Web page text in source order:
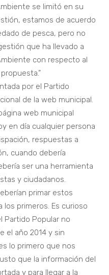
se limitó en su
estamos de acuerdo
de pesca, pero no
que ha llevado a
con respecto al
por el Partido
de la web municipal.
web municipal
en día cualquier persona
respuestas a
cuando debería
ser una herramienta
y ciudadanos.
primar estos
primeros. Es curioso
Partido Popular no
el año 2014 y sin
lo primero que nos
que la información del
y para llegar a la